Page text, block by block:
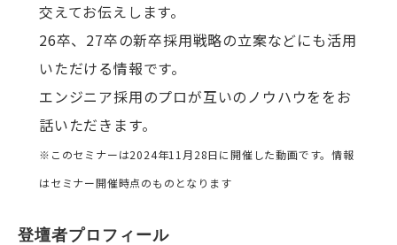
交えてお伝えします。
26卒、27卒の新卒採用戦略の立案などにも活用
いただける情報です。
エンジニア採用のプロが互いのノウハウををお
話いただきます。
※このセミナーは2024年11月28日に開催した動画です。情報
はセミナー開催時点のものとなります
登壇者プロフィール